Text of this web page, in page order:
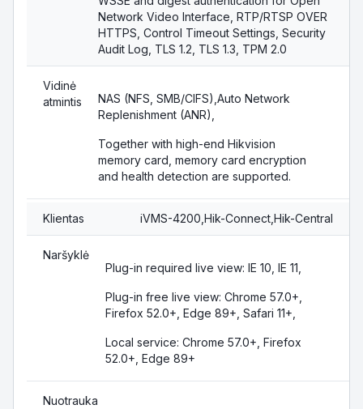
Network Video Interface, RTP/RTSP OVER
HTTPS, Control Timeout Settings, Security
Audit Log, TLS 1.2, TLS 1.3, TPM 2.0
Vidinė
atmintis
NAS (NFS, SMB/CIFS),Auto Network
Replenishment (ANR),
Together with high-end Hikvision
memory card, memory card encryption
and health detection are supported.
Klientas iVMS-4200,Hik-Connect,Hik-Central
Naršyklė
Plug-in required live view: IE 10, IE 11,
Plug-in free live view: Chrome 57.0+,
Firefox 52.0+, Edge 89+, Safari 11+,
Local service: Chrome 57.0+, Firefox
52.0+, Edge 89+
Nuotrauka